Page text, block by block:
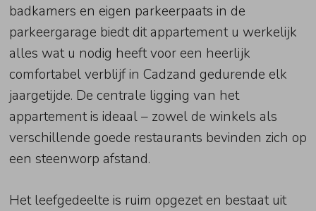
badkamers en eigen parkeerpaats in de
parkeergarage biedt dit appartement u werkelijk
alles wat u nodig heeft voor een heerlijk
comfortabel verblijf in Cadzand gedurende elk
jaargetijde. De centrale ligging van het
appartement is ideaal – zowel de winkels als
verschillende goede restaurants bevinden zich op
een steenworp afstand.
Het leefgedeelte is ruim opgezet en bestaat uit